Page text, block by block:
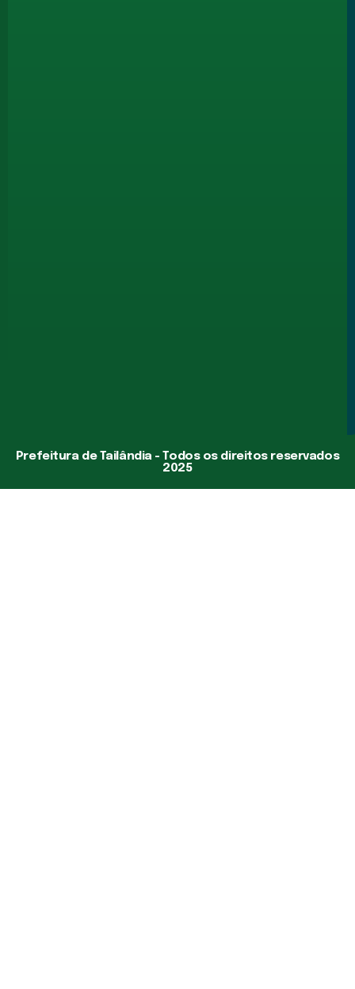
Prefeitura de Tailândia - Todos os direitos reservados
2025